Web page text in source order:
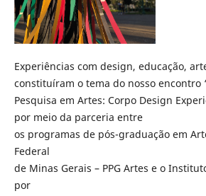
Experiências com design, educação,
constituíram o tema do nosso encontro
Pesquisa em Artes: Corpo Design
por meio da parceria entre
os programas de pós-graduação em
Federal
de Minas Gerais – PPG Artes e o
por